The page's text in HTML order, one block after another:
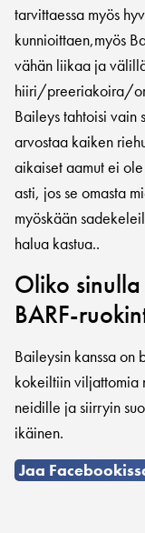
tarvittaessa myös
kunnioittaen,myös
vähän liikaa ja
hiiri/preeriakoira/
Baileys tahtoisi
arvostaa kaiken
aikaiset aamut ei
asti, jos se omasta
myöskään
halua kastua..
Oliko
BARF-
Baileysin kanssa on
kokeiltiin viljattomia
neidille ja siirryin
ikäinen.
Jaa